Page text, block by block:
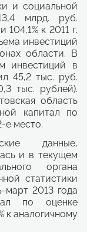
и социальной
млрд. руб.
к 2011 г.
инвестиций
области. В
инвестиций в
45,2 тыс. руб.
тыс. рублей).
область
капитал по
е место.
данные,
и в текущем
органа
статистики
март 2013 года
по оценке
к аналогичному